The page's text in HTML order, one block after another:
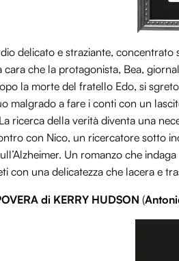
delicato e straziante,
cara che la protagonista, Bea,
la morte del fratello Edo, si
malgrado a fare i conti con un
ricerca della verità diventa una
con Nico, un ricercatore sotto
Un romanzo che
con una delicatezza che lacera e
di KERRY HUDSON (